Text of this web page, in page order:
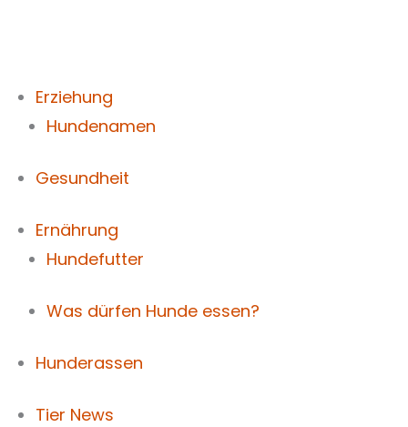
Erziehung
Hundenamen
Gesundheit
Ernährung
Hundefutter
Was dürfen Hunde essen?
Hunderassen
Tier News